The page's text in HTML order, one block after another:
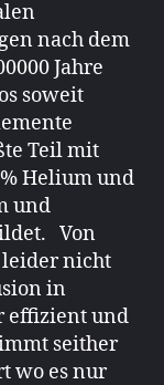
nach dem
Jahre
soweit
Teil mit
Helium und
und
Von
nicht
in
effizient und
seither
wo es nur